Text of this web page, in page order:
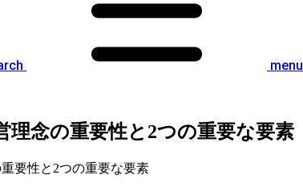
menu
理念の重要性と2つの重要な要素